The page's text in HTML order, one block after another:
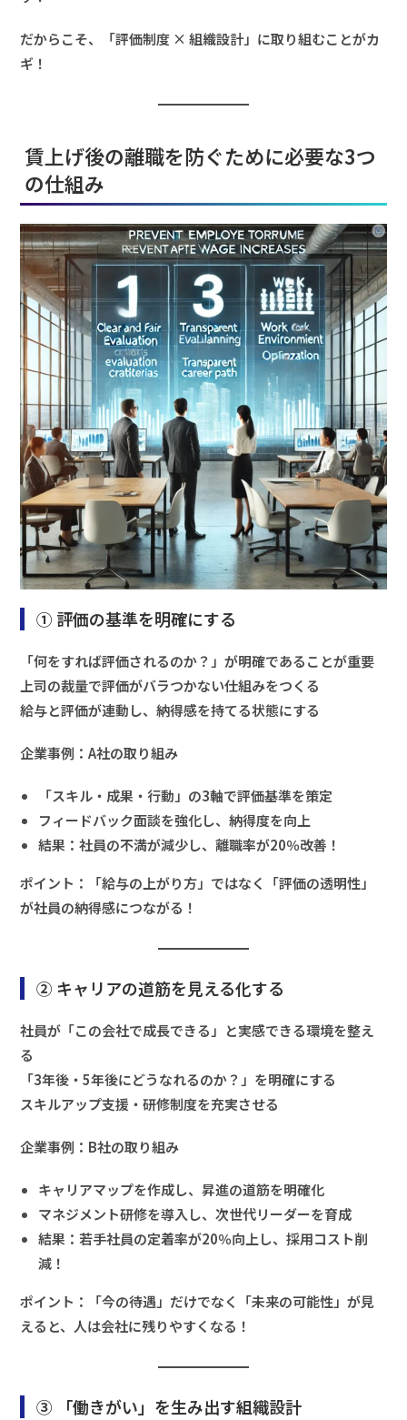
だからこそ、「評価制度 × 組織設計」に取り組むことがカ
ギ！
賃上げ後の離職を防ぐために必要な3つ
の仕組み
① 評価の基準を明確にする
「何をすれば評価されるのか？」が明確であることが重要
上司の裁量で評価がバラつかない仕組みをつくる
給与と評価が連動し、納得感を持てる状態にする
企業事例：A社の取り組み
「スキル・成果・行動」の3軸で評価基準を策定
フィードバック面談を強化し、納得度を向上
結果：社員の不満が減少し、離職率が20％改善！
ポイント：「給与の上がり方」ではなく「評価の透明性」
が社員の納得感につながる！
② キャリアの道筋を見える化する
社員が「この会社で成長できる」と実感できる環境を整え
る
「3年後・5年後にどうなれるのか？」を明確にする
スキルアップ支援・研修制度を充実させる
企業事例：B社の取り組み
キャリアマップを作成し、昇進の道筋を明確化
マネジメント研修を導入し、次世代リーダーを育成
結果：若手社員の定着率が20％向上し、採用コスト削
減！
ポイント：「今の待遇」だけでなく「未来の可能性」が見
えると、人は会社に残りやすくなる！
③ 「働きがい」を生み出す組織設計